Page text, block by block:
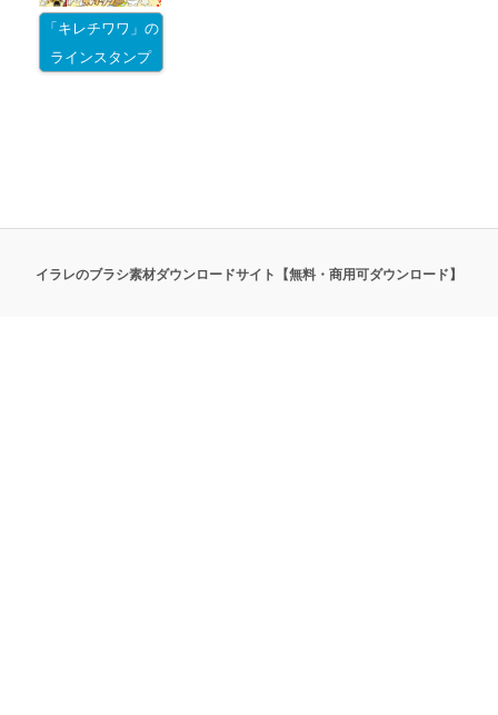
「キレチワワ」の
ラインスタンプ
イラレのブラシ素材ダウンロードサイト【無料・商用可ダウンロード】